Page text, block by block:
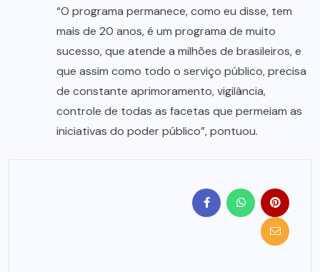
“O programa permanece, como eu disse, tem
mais de 20 anos, é um programa de muito
sucesso, que atende a milhões de brasileiros, e
que assim como todo o serviço público, precisa
de constante aprimoramento, vigilância,
controle de todas as facetas que permeiam as
iniciativas do poder público”, pontuou.